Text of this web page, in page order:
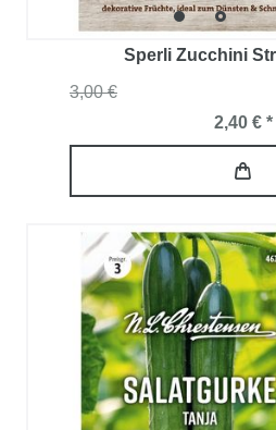
Sperli Zucchini
3,00 €
2,40 € *